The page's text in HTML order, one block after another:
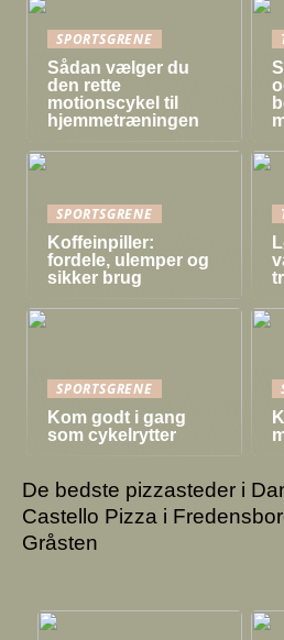
SPORTSGRENE
Sådan vælger du
den rette
motionscykel til
hjemmetræningen
SPORTSGRENE
Koffeinpiller:
fordele, ulemper og
sikker brug
SPORTSGRENE
Kom godt i gang
som cykelrytter
De bedste pizzasteder i
Castello Pizza i
Gråsten